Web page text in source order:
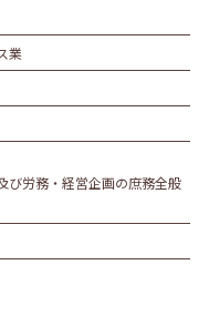
業
業
び労務・経営企画の庶務全般